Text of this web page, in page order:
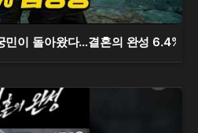
민이 돌아왔다…결혼의 완성 6.4%